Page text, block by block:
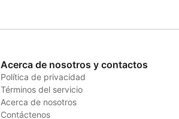
Acerca de nosotros y contactos
Política de privacidad
Términos del servicio
Acerca de nosotros
Contáctenos